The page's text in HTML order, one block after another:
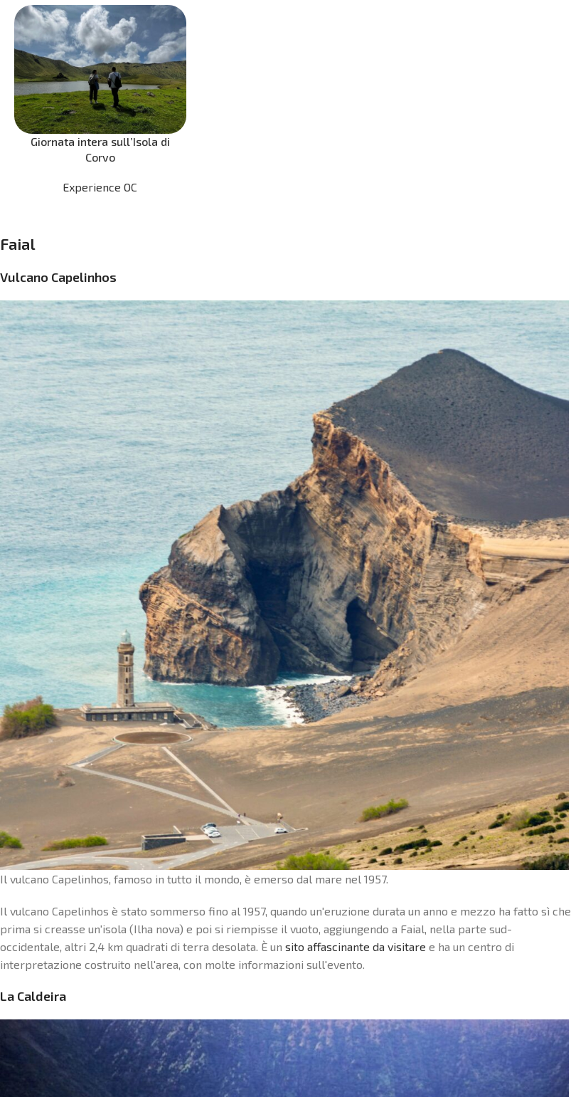
Giornata intera sull’Isola di
Corvo
Experience OC
Faial
Vulcano Capelinhos
Il vulcano Capelinhos, famoso in tutto il mondo, è emerso dal mare nel 1957.
Il vulcano Capelinhos è stato sommerso fino al 1957, quando un'eruzione durata un anno e mezzo ha fatto sì che
prima si creasse un'isola (Ilha nova) e poi si riempisse il vuoto, aggiungendo a Faial, nella parte sud-
occidentale, altri 2,4 km quadrati di terra desolata. È un sito affascinante da visitare e ha un centro di
interpretazione costruito nell'area, con molte informazioni sull'evento.
La Caldeira